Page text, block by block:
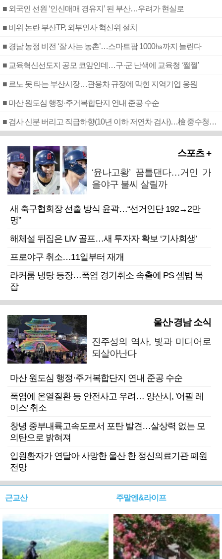
■ 외국인 선원 ‘인신매매 경유지’ 된 부산…우려가 현실로
■ 비위 논란 부산TP, 외부인사 혁신위 설치
■ 경남 농정 비전 ‘잘 사는 농촌’…스마트팜 1000㏊까지 늘린다
■ 교육혁신선도지 공모 코앞인데…구·군 난색에 교육청 ‘쩔쩔’
■ 르노 못 타는 부산시장…관용차 규정에 막힌 지역기업 응원
■ 마산 원도심 행정·주거복합단지 연내 준공 수순
■ 검사 신분 버리고 직급하향(10년 이하 저연차 검사)…檢 중수청행 기피
스포츠 +
‘윤나고황’ 꿈틀댄다…거인 가
을야구 불씨 살릴까
새 축구협회장 선출 방식 윤곽…“선거인단 192→2만
명”
해체설 뒤집은 LIV 골프…새 투자자 확보 ‘기사회생’
프로야구 취소…11일부터 재개
라커룸 냉탕 등장…폭염 경기취소 속출에 PS 셈법 복
잡
울산·경남 소식
진주성의 역사, 빛과 미디어로
되살아난다
마산 원도심 행정·주거복합단지 연내 준공 수순
폭염에 온열질환 등 안전사고 우려… 양산시, '어필 레
이스' 취소
창녕 중부내륙고속도로서 포탄 발견…살상력 없는 모
의탄으로 밝혀져
입원환자가 연달아 사망한 울산 한 정신의료기관 폐원
전망
근교산 주말엔&라이프